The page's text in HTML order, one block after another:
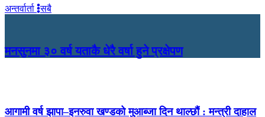
अन्तर्वार्ता सबै
मनसुनमा ३० वर्ष यताकै धेरै वर्षा हुने प्रक्षेपण
आगामी वर्ष झापा–इनरुवा खण्डको मुआब्जा दिन थाल्छौं : मन्त्री दाहाल